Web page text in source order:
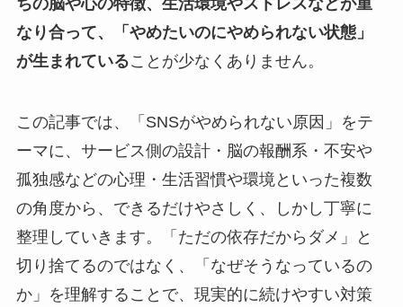
なり合って、「やめたいのにやめられない状態」
が生まれていることが少なくありません。
この記事では、「SNSがやめられない原因」をテ
ーマに、サービス側の設計・脳の報酬系・不安や
孤独感などの心理・生活習慣や環境といった複数
の角度から、できるだけやさしく、しかし丁寧に
整理していきます。「ただの依存だからダメ」と
切り捨てるのではなく、「なぜそうなっているの
か」を理解することで、現実的に続けやすい対策